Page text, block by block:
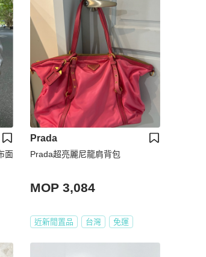
面
Prada
Prada超亮麗尼龍肩背包
MOP 3,084
近新閒置品 台灣 免運